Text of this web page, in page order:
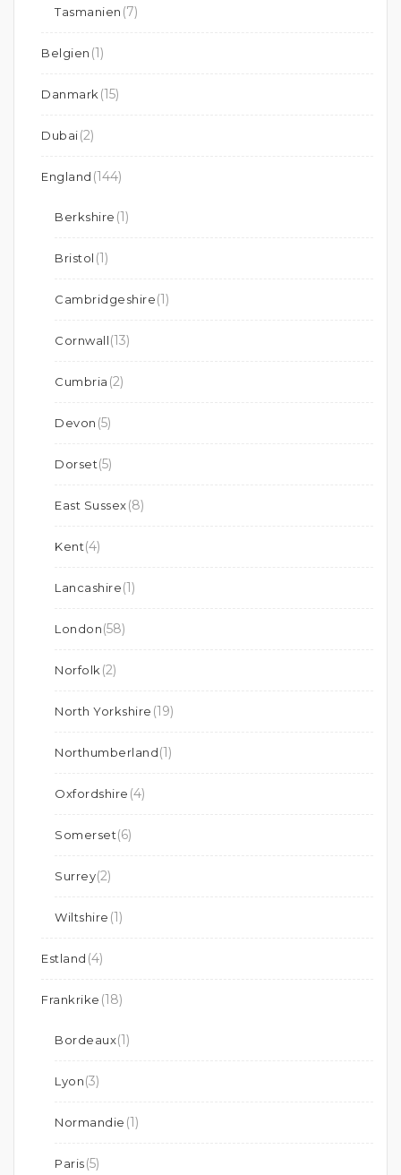
Tasmanien (7)
Belgien (1)
Danmark (15)
Dubai(2)
England (144)
Berkshire (1)
Bristol (1)
Cambridgeshire(1)
Cornwall(13)
Cumbria (2)
Devon (5)
Dorset(5)
East Sussex(8)
Kent(4)
Lancashire(1)
London(58)
Norfolk (2)
North Yorkshire (19)
Northumberland(1)
Oxfordshire (4)
Somerset(6)
Surrey(2)
Wiltshire (1)
Estland (4)
Frankrike (18)
Bordeaux(1)
Lyon(3)
Normandie (1)
Paris(5)